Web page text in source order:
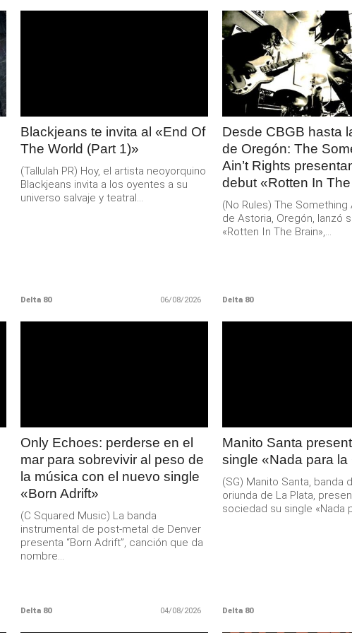
Blackjeans te invita al «End Of
The World (Part 1)»
(Tallulah PR) Hoy, el artista neoyorquino
Blackjeans invita a los oyentes a su
universo salvaje y teatral...
Delta 80 06/08/2026
LEER
MAS
Desde CBGB hasta
de Oregón: The
Ain’t Rights
debut «Rotten In
(No Rules) The Something
de Astoria, Oregón, lanzó
«Rotten In The Brain»,...
Delta 80
Only Echoes: perderse en el
mar para sobrevivir al peso de
la música con el nuevo single
«Born Adrift»
(C Squared Music) La banda
instrumental de post-metal de Denver
presenta “Born Adrift”, canción que da
nombre...
Delta 80 04/08/2026
Manito Santa
single «Nada para la
(SG) Manito Santa, banda
oriunda de La Plata,
sociedad su single «Nada
Delta 80